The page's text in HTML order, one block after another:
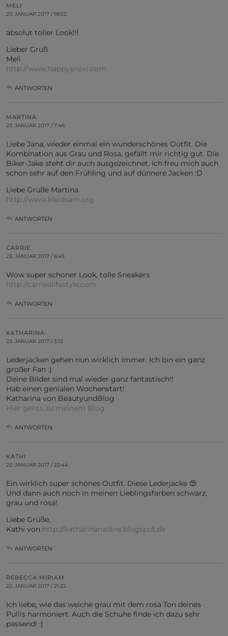
MELI
23. JANUAR 2017 / 18:02
absolut toller Look!!!
Lieber Gruß
Meli
http://www.happysnovi.com
ANTWORTEN
MARTINA
23. JANUAR 2017 / 7:46
Liebe Jana, wieder einmal ein wunderschönes Outfit. Die
Kombination aus Grau und Rosa, gefällt mir richtig gut. Die
Biker-Jake steht dir auch ausgezeichnet. Ich freu mich auch
schon sehr auf den Frühling und auf dünnere Jacken :D
Liebe Grüße Martina
http://www.kleidsam.org
ANTWORTEN
CARRIE
23. JANUAR 2017 / 6:45
Wow super schoner Look, tolle Sneakers
http://carrieslifestyle.com
ANTWORTEN
KATHARINA
23. JANUAR 2017 / 3:13
Lederjacken gehen nun wirklich immer. Ich bin ein ganz
großer Fan :)
Deine Bilder sind mal wieder ganz fantastisch!!
Hab einen genialen Wochenstart!
Katharina von BeautyundBlog
Hier gehts zu meinem Blog
ANTWORTEN
KATHI
22. JANUAR 2017 / 22:44
Ein wirklich super schönes Outfit. Diese Lederjacke 😍
Und dann auch noch in meinen Lieblingsfarben schwarz,
grau und rosa!
Liebe Grüße,
Kathi von http://katharinanadine.blogspot.de
ANTWORTEN
REBECCA MIRIAM
22. JANUAR 2017 / 21:22
Ich liebe, wie das weiche grau mit dem rosa Ton deines
Pullis harmoniert. Auch die Schuhe finde ich dazu sehr
passend! :)